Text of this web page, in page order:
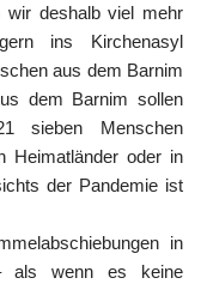
wir deshalb viel mehr
ins Kirchenasyl
aus dem Barnim
dem Barnim sollen
sieben Menschen
Heimatländer oder in
der Pandemie ist
in
als wenn es keine